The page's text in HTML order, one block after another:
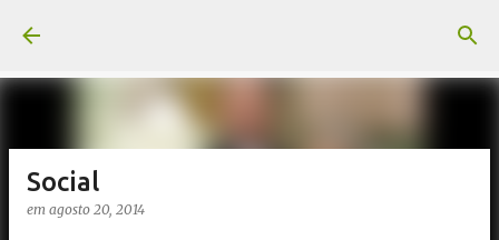
Social
em agosto 20, 2014